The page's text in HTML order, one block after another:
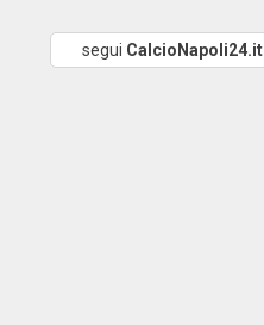
segui CalcioNapoli24.it